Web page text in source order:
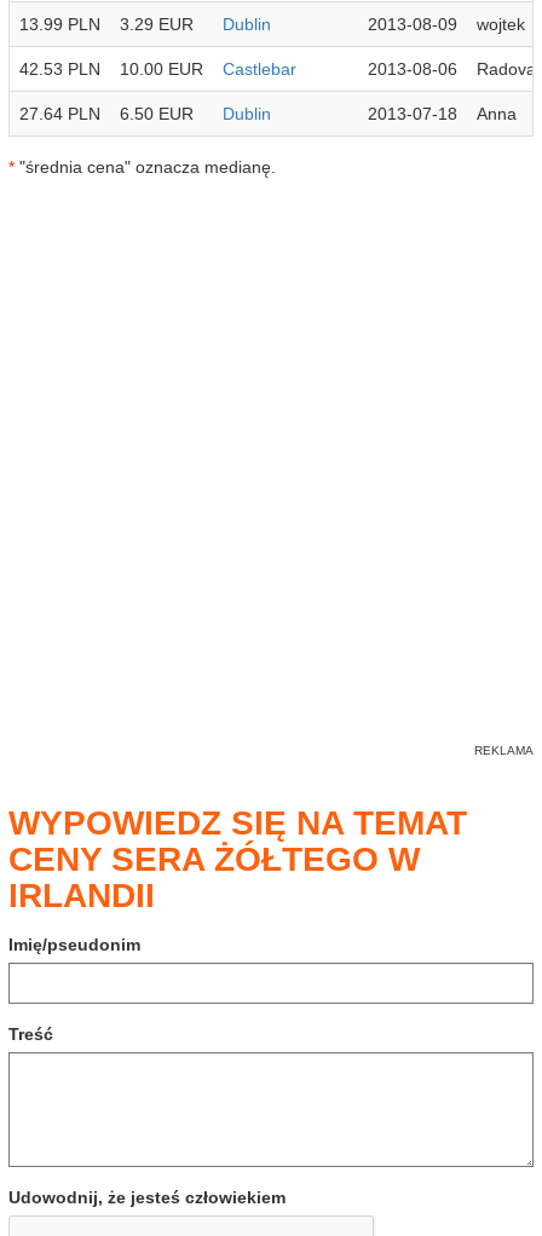
13.99 PLN 3.29 EUR Dublin 2013-08-09 wojtek
42.53 PLN 10.00 EUR Castlebar 2013-08-06
27.64 PLN 6.50 EUR Dublin 2013-07-18 Anna
* "średnia cena" oznacza medianę.
WYPOWIEDZ SIĘ NA TEMAT
CENY SERA ŻÓŁTEGO W
IRLANDII
Imię/pseudonim
Treść
Udowodnij, że jesteś człowiekiem